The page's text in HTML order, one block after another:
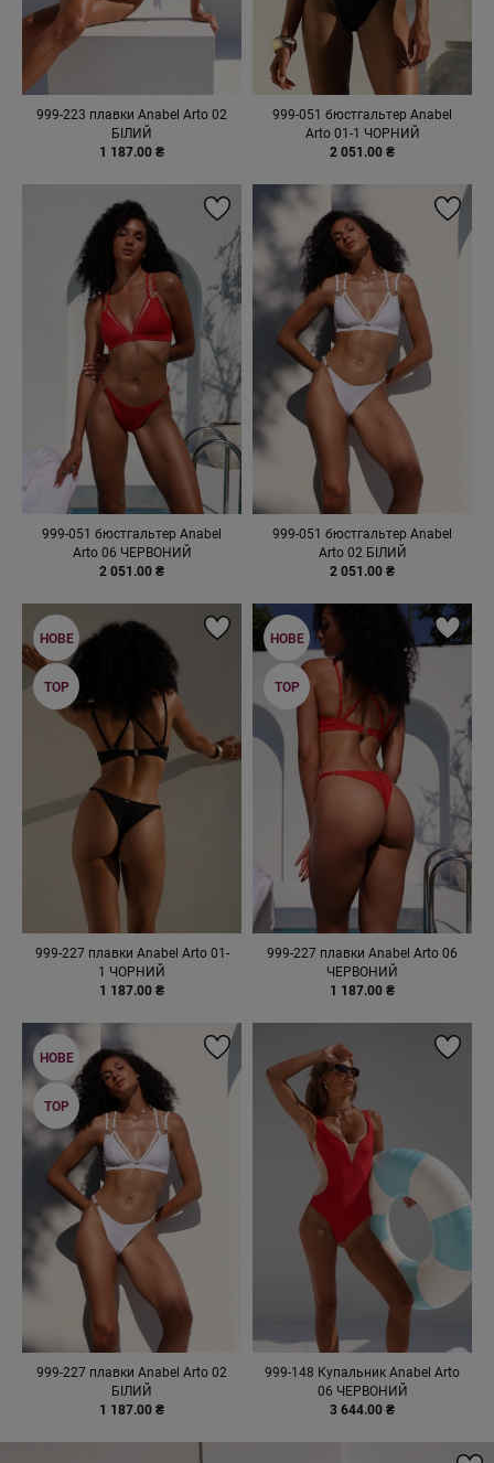
999-223 плавки Anabel Arto 02
БІЛИЙ
1 187.00 ₴
999-051 бюстгальтер Anabel
Arto 01-1 ЧОРНИЙ
2 051.00 ₴
999-051 бюстгальтер Anabel
Arto 06 ЧЕРВОНИЙ
2 051.00 ₴
999-051 бюстгальтер Anabel
Arto 02 БІЛИЙ
2 051.00 ₴
999-227 плавки Anabel Arto 01-
1 ЧОРНИЙ
1 187.00 ₴
НОВЕ
TOP
999-227 плавки Anabel Arto 06
ЧЕРВОНИЙ
1 187.00 ₴
НОВЕ
TOP
999-227 плавки Anabel Arto 02
БІЛИЙ
1 187.00 ₴
НОВЕ
TOP
999-148 Купальник Anabel Arto
06 ЧЕРВОНИЙ
3 644.00 ₴